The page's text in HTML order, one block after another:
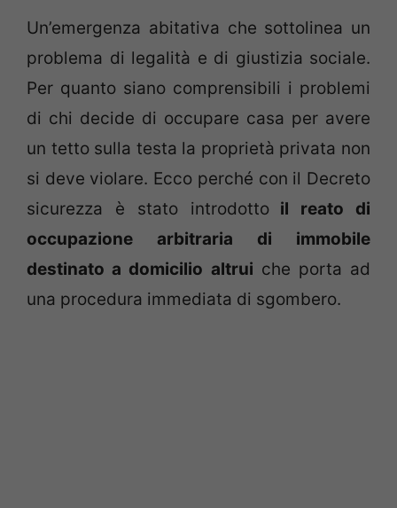
Un’emergenza abitativa che sottolinea un
problema di legalità e di giustizia sociale.
Per quanto siano comprensibili i problemi
di chi decide di occupare casa per avere
un tetto sulla testa la proprietà privata non
si deve violare. Ecco perché con il Decreto
sicurezza è stato introdottoil reato di
occupazione arbitraria di immobile
destinato a domicilio altrui che porta ad
una procedura immediata di sgombero.